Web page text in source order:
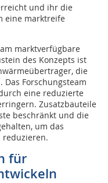
und ihr die
eine marktreife
marktverfügbare
des Konzepts ist
die
Forschungsteam
eine reduzierte
Zusatzbauteile
beschränkt und die
um das
für